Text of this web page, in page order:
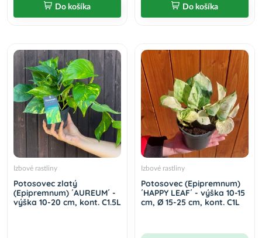
Do košíka Do košíka
Izbové rastliny
Potosovec zlatý
(Epipremnum) ´AUREUM´ -
výška 10-20 cm, kont. C1.5L
Izbové rastliny
Potosovec (Epipremnum)
´HAPPY LEAF´ - výška 10-15
cm, Ø 15-25 cm, kont. C1L